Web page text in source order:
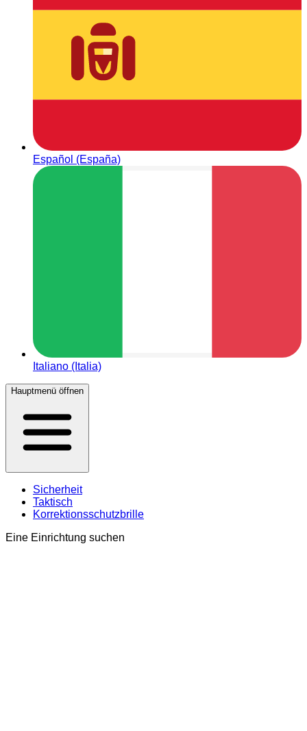
Español (España)
Italiano (Italia)
Hauptmenü öffnen
Sicherheit
Taktisch
Korrektionsschutzbrille
Eine Einrichtung suchen